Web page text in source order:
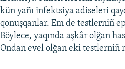
kün yañı infektsiya adiseleri
qonuşqanlar. Em de testlerniñ
Böylece, yaqında aşkâr olğan
Ondan evel olğan eki testlerniñ